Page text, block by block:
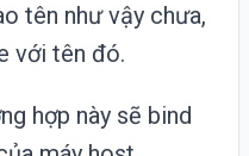
tên như vậy chưa,
với tên đó.
hợp này sẽ bind